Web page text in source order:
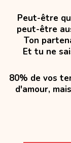
Peut-être
peut-être
Ton
Et tu ne
80% de vos
d'amour,